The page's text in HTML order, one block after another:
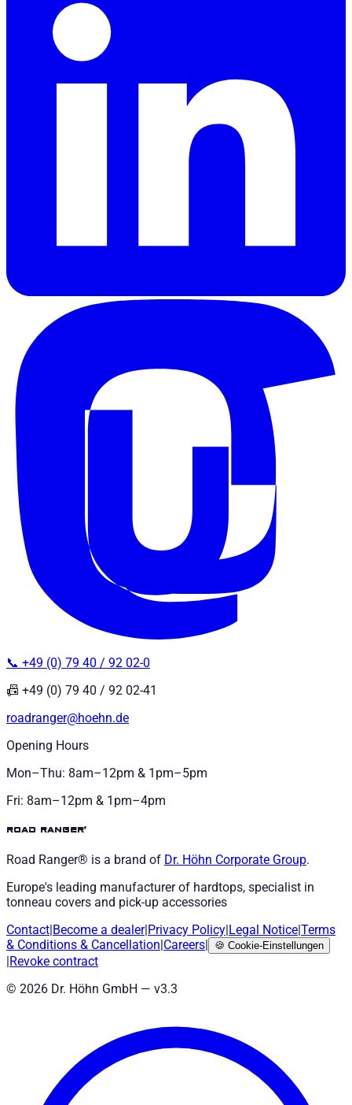
📞 +49 (0) 79 40 / 92 02-0
📠 +49 (0) 79 40 / 92 02-41
roadranger@hoehn.de
Opening Hours
Mon–Thu: 8am–12pm & 1pm–5pm
Fri: 8am–12pm & 1pm–4pm
road ranger®
Road Ranger® is a brand of Dr. Höhn Corporate Group.
Europe's leading manufacturer of hardtops, specialist in
tonneau covers and pick-up accessories
Contact Become a dealer| Privacy Policy Legal Notice Terms
& Conditions & Cancellation Careers 🍪 Cookie-Einstellungen
Revoke contract
© 2026 Dr. Höhn GmbH — v3.3